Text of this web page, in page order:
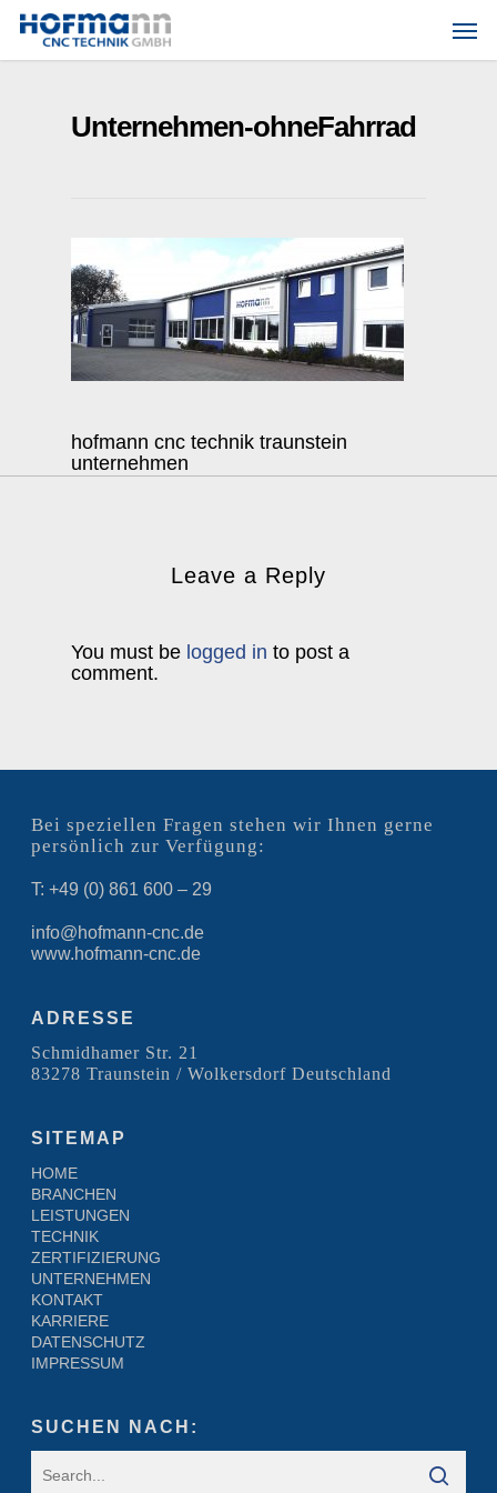
Skip
Unternehmen-ohneFahrrad
hofmann cnc technik traunstein
unternehmen
Leave a Reply
You must be logged in to post a
comment.
Bei speziellen Fragen stehen wir Ihnen gerne
persönlich zur Verfügung:
T: +49 (0) 861 600 – 29
info@hofmann-cnc.de
www.hofmann-cnc.de
ADRESSE
Schmidhamer Str. 21
83278 Traunstein / Wolkersdorf Deutschland
SITEMAP
HOME
BRANCHEN
LEISTUNGEN
TECHNIK
ZERTIFIZIERUNG
UNTERNEHMEN
KONTAKT
KARRIERE
DATENSCHUTZ
IMPRESSUM
SUCHEN NACH: